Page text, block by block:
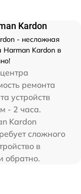
Kardon
- несложная
Harman Kardon в
ремонта
устройств
- 2 часа.
Kardon
сложного
в
обратно.